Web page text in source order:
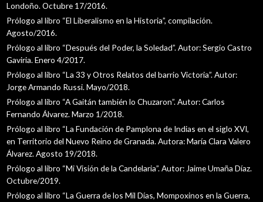
Londoño. Octubre 17/2016.
Prólogo al libro “El Liberalismo en la Historia”, compilación.
Agosto/2016.
Prólogo al libro “Después del Poder, la Soledad”. Autor: Sergio Castro
Gaviria. Enero 4/2017.
Prólogo al libro “La 33 y Otros Relatos del barrio Victoria”. Autor:
Jorge Armando Russi. Mayo/2018.
Prólogo al libro “A Gaitán también lo Chuzaron”. Autor: Carlos
Fernando Álvarez. Marzo 1/2018.
Prólogo al libro “La Fundación de Pamplona de Indias en el siglo XVI,
en Territorio del Nuevo Reino de Granada. Autora: María Clara Valero
Álvarez. Agosto 19/2018.
Prólogo al libro “Mi Visión de la Candelaria”. Autor: Jaime Umaña Díaz.
Octubre/2019.
Prólogo al libro “La Guerra de los Mil Días, Mompoxinos en la Guerra,